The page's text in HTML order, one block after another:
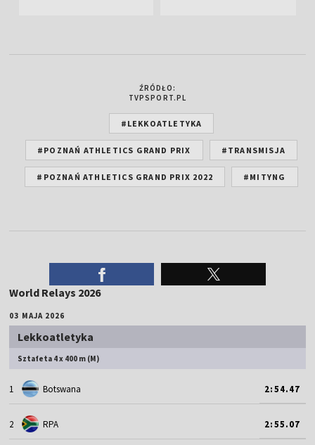
ŹRÓDŁO:
TVPSPORT.PL
#LEKKOATLETYKA
#POZNAŃ ATHLETICS GRAND PRIX #TRANSMISJA
#POZNAŃ ATHLETICS GRAND PRIX 2022 #MITYNG
World Relays 2026
03 MAJA 2026
Lekkoatletyka
Sztafeta 4 x 400 m (M)
1 Botswana 2:54.47
2 RPA 2:55.07